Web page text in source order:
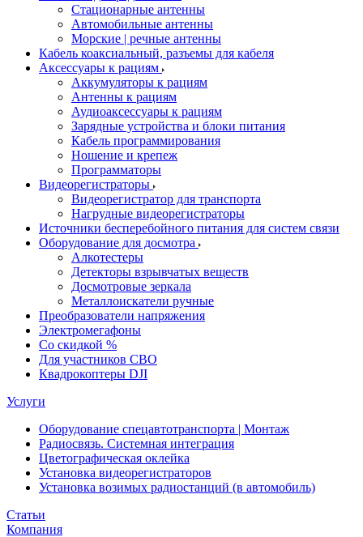
Стационарные антенны
Автомобильные антенны
Морские | речные антенны
Кабель коаксиальный, разъемы для кабеля
Аксессуары к рациям
Аккумуляторы к рациям
Антенны к рациям
Аудиоаксессуары к рациям
Зарядные устройства и блоки питания
Кабель программирования
Ношение и крепеж
Программаторы
Видеорегистраторы
Видеорегистратор для транспорта
Нагрудные видеорегистраторы
Источники бесперебойного питания для систем связи
Оборудование для досмотра
Алкотестеры
Детекторы взрывчатых веществ
Досмотровые зеркала
Металлоискатели ручные
Преобразователи напряжения
Электромегафоны
Со скидкой %
Для участников СВО
Квадрокоптеры DJI
Услуги
Оборудование спецавтотранспорта | Монтаж
Радиосвязь. Системная интеграция
Цветографическая оклейка
Установка видеорегистраторов
Установка возимых радиостанций (в автомобиль)
Статьи
Компания